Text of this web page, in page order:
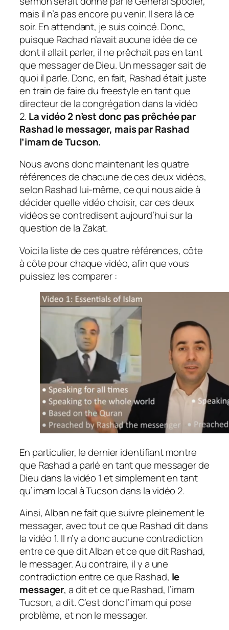
mais il n’a pas encore pu venir. Il sera là ce
soir. En attendant, je suis coincé.Donc,
puisque Rachad n’avait aucune idée de ce
dont il allait parler, il ne prêchait pas en tant
que messager de Dieu. Un messager sait de
quoi il parle. Donc, en fait, Rashad était juste
en train de faire du freestyle en tant que
directeur de la congrégation dans la vidéo
2. La vidéo 2 n’est donc pas prêchée par
Rashad le messager, mais par Rashad
l’imam de Tucson.
Nous avons donc maintenant les quatre
références de chacune de ces deux vidéos,
selon Rashad lui-même, ce qui nous aide à
décider quelle vidéo choisir, car ces deux
vidéos se contredisent aujourd’hui sur la
question de la Zakat.
Voici la liste de ces quatre références, côte
à côte pour chaque vidéo, afin que vous
puissiez les comparer :
En particulier, le dernier identifiant montre
que Rashad a parlé en tant que messager de
Dieu dans la vidéo 1 et simplement en tant
qu’imam local à Tucson dans la vidéo 2.
Ainsi, Alban ne fait que suivre pleinement le
messager, avec tout ce que Rashad dit dans
la vidéo 1. Il n’y a donc aucune contradiction
entre ce que dit Alban et ce que dit Rashad,
le messager. Au contraire, il y a une
contradiction entre ce que Rashad, le
messager, a dit et ce que Rashad, l’imam
Tucson, a dit. C’est donc l’imam qui pose
problème, et non le messager.